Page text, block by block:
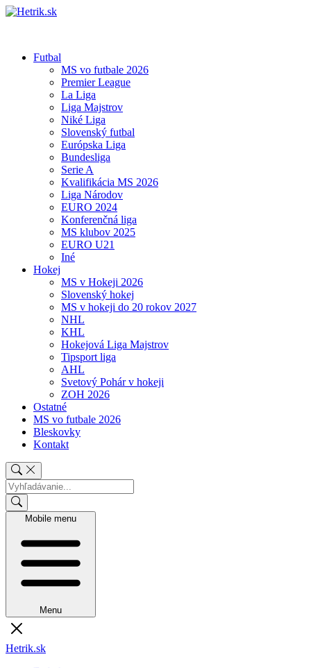
Futbal
MS vo futbale 2026
Premier League
La Liga
Liga Majstrov
Niké Liga
Slovenský futbal
Európska Liga
Bundesliga
Serie A
Kvalifikácia MS 2026
Liga Národov
EURO 2024
Konferenčná liga
MS klubov 2025
EURO U21
Iné
Hokej
MS v Hokeji 2026
Slovenský hokej
MS v hokeji do 20 rokov 2027
NHL
KHL
Hokejová Liga Majstrov
Tipsport liga
AHL
Svetový Pohár v hokeji
ZOH 2026
Ostatné
MS vo futbale 2026
Bleskovky
Kontakt
Mobile menu
Menu
Hetrik.sk